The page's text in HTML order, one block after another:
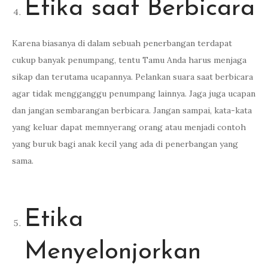
Etika saat Berbicara
Karena biasanya di dalam sebuah penerbangan terdapat
cukup banyak penumpang, tentu Tamu Anda harus menjaga
sikap dan terutama ucapannya. Pelankan suara saat berbicara
agar tidak mengganggu penumpang lainnya. Jaga juga ucapan
dan jangan sembarangan berbicara. Jangan sampai, kata-kata
yang keluar dapat memnyerang orang atau menjadi contoh
yang buruk bagi anak kecil yang ada di penerbangan yang
sama.
Etika
Menyelonjorkan